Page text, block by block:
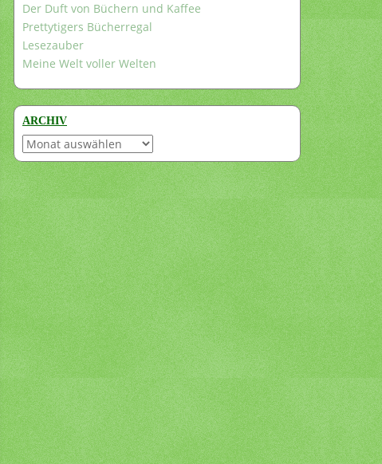
Der Duft von Büchern und Kaffee
Prettytigers Bücherregal
Lesezauber
Meine Welt voller Welten
ARCHIV
Archiv